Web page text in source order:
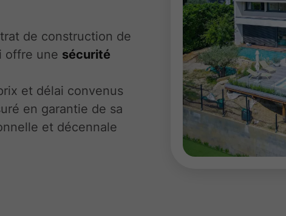
de construction de
offre une sécurité
et délai convenus
en garantie de sa
et décennale